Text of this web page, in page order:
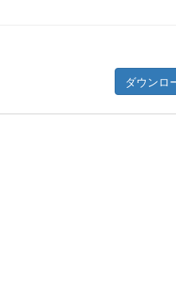
ダウンロ